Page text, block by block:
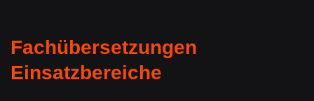
Fachübersetzungen
Einsatzbereiche